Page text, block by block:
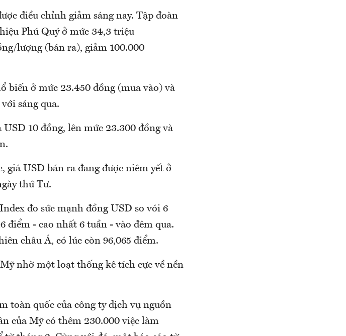
điều chỉnh giảm sáng nay. Tập đoàn
Phú Quý ở mức 34,3 triệu
lượng (bán ra), giảm 100.000
biến ở mức 23.450 đồng (mua vào) và
sáng qua.
10 đồng, lên mức 23.300 đồng và
giá USD bán ra đang được niêm yết ở
thứ Tư.
đo sức mạnh đồng USD so vói 6
điểm - cao nhất 6 tuần - vào đêm qua.
châu Á, có lúc còn 96,065 điểm.
nhờ một loạt thống kê tích cực về nền
toàn quốc của công ty dịch vụ nguồn
của Mỹ có thêm 230.000 việc làm